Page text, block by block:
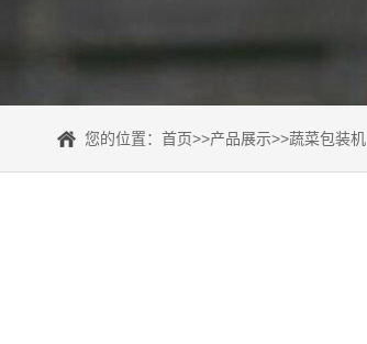
您的位置： 首页>>产品展示>>蔬菜包装机